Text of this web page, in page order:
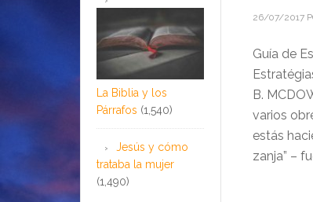
26/07/2017
Guía de
B.
varios
estás
zanja” –
La Biblia y los
Párrafos (1,540)
Jesús y cómo
trataba la mujer
(1,490)